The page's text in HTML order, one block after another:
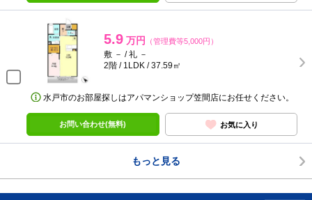
5.9 万円 （管理費等5,000円）
敷 － / 礼 －
2階 / 1LDK / 37.59㎡
水戸市のお部屋探しはアパマンショップ笠間店にお任せください。
お問い合わせ(無料) お気に入り
もっと見る